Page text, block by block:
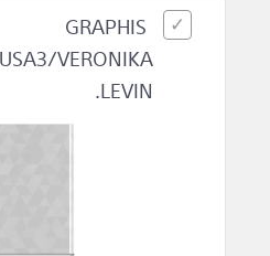
GRAPHIS
VERONIKA
LEVIN.